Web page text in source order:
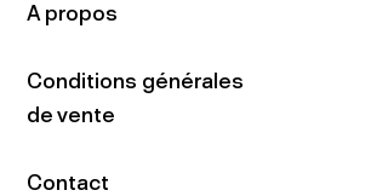
A propos
Conditions générales
de vente
Contact